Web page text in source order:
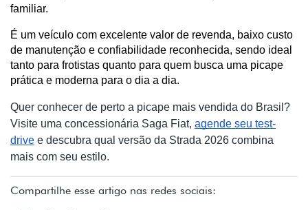
familiar.
É um veículo com excelente valor de revenda, baixo custo
de manutenção e confiabilidade reconhecida, sendo ideal
tanto para frotistas quanto para quem busca uma picape
prática e moderna para o dia a dia.
Quer conhecer de perto a picape mais vendida do Brasil?
Visite uma concessionária Saga Fiat, agende seu test-
drive e descubra qual versão da Strada 2026 combina
mais com seu estilo.
Compartilhe esse artigo nas redes sociais: